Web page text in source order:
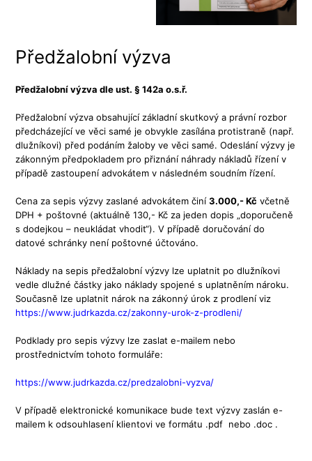
Předžalobní výzva
Předžalobní výzva dle ust. § 142a o.s.ř.
Předžalobní výzva obsahující základní skutkový a právní rozbor
předcházející ve věci samé je obvykle zasílána protistraně (např.
dlužníkovi) před podáním žaloby ve věci samé. Odeslání výzvy je
zákonným předpokladem pro přiznání náhrady nákladů řízení v
případě zastoupení advokátem v následném soudním řízení.
Cena za sepis výzvy zaslané advokátem činí3.000,- Kč včetně
DPH + poštovné (aktuálně 130,- Kč za jeden dopis „doporučeně
s dodejkou – neukládat vhodit“). V případě doručování do
datové schránky není poštovné účtováno.
Náklady na sepis předžalobní výzvy lze uplatnit po dlužníkovi
vedle dlužné částky jako náklady spojené s uplatněním nároku.
Současně lze uplatnit nárok na zákonný úrok z prodlení viz
https://www.judrkazda.cz/zakonny-urok-z-prodleni/
Podklady pro sepis výzvy lze zaslat e-mailem nebo
prostřednictvím tohoto formuláře:
https://www.judrkazda.cz/predzalobni-vyzva/
V případě elektronické komunikace bude text výzvy zaslán e-
mailem k odsouhlasení klientovi ve formátu .pdf nebo .doc .